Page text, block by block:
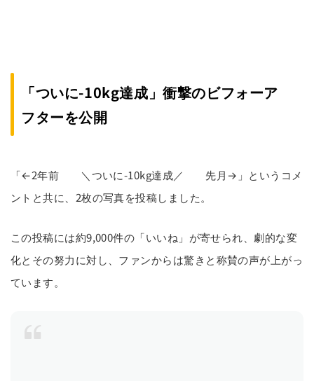
「ついに-10kg達成」衝撃のビフォーア
フターを公開
「←2年前 ＼ついに-10kg達成／ 先月→」というコメ
ントと共に、2枚の写真を投稿しました。
この投稿には約9,000件の「いいね」が寄せられ、劇的な変
化とその努力に対し、ファンからは驚きと称賛の声が上がっ
ています。